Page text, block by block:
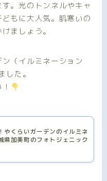
。光のトンネルやキャ
もに大人気。肌寒いの
ましょう。
（イルミネーション
た。
やくらいガーデンのイルミネ
県加美町のフォトジェニック